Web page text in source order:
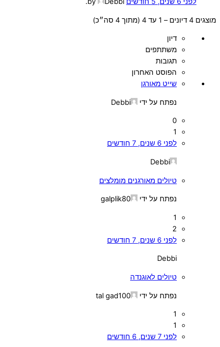
מוצגים 4 דיונים – 1 עד 4 (מתוך 4 סה״כ)
דיון
משתתפים
תגובות
הפוסט האחרון
שייט מאורגן
נפתח על ידי Debbi
0
1
לפני 6 שנים, 7 חודשים
Debbi
טיולים מאורגנים מומלצים
נפתח על ידי galplik80
1
2
לפני 6 שנים, 7 חודשים
Debbi
טיולים לאוגנדה
נפתח על ידי tal gad100
1
1
לפני 7 שנים, 6 חודשים